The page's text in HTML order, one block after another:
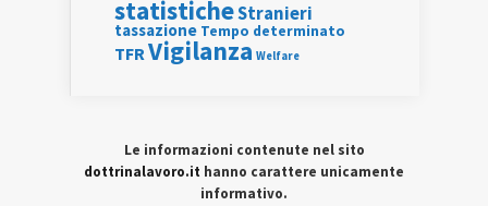
statisticheStranieri
tassazione Tempo determinato
TFRVigilanza Welfare
Le informazioni contenute nel sito
dottrinalavoro.it hanno carattere unicamente
informativo.